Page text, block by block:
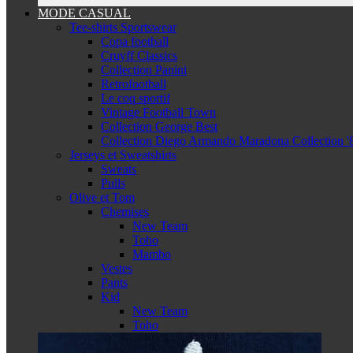
MODE CASUAL
Tee-shirts Sportswear
Copa football
Cruyff Classics
Collection Panini
Retrofootball
Le coq sportif
Vintage Football Town
Collection George Best
Collection Diego Armando Maradona Collection
Jerseys et Sweatshirts
Sweats
Pulls
Olive et Tom
Chemises
New Team
Toho
Mambo
Vestes
Pants
Kid
New Team
Toho